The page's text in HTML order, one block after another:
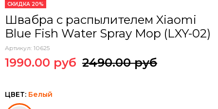
СКИДКА 20%
Швабра с распылителем Xiaomi
Blue Fish Water Spray Mop (LXY-02)
Артикул: 10625
1990.00 руб 2490.00 руб
ЦВЕТ: Белый